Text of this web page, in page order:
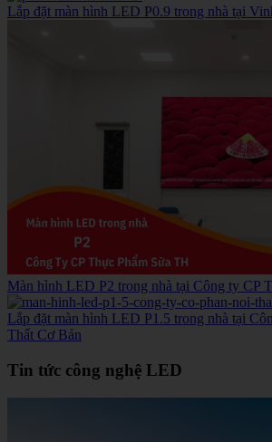
Lắp đặt màn hình LED P0.9 trong nhà tại
Màn hình LED P2 trong nhà tại Công ty CP
Lắp đặt màn hình LED P1.5 trong nhà tại
Thất Cơ Bản
Tin tức công nghệ LED